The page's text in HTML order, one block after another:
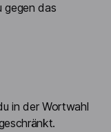
gegen das
in der Wortwahl